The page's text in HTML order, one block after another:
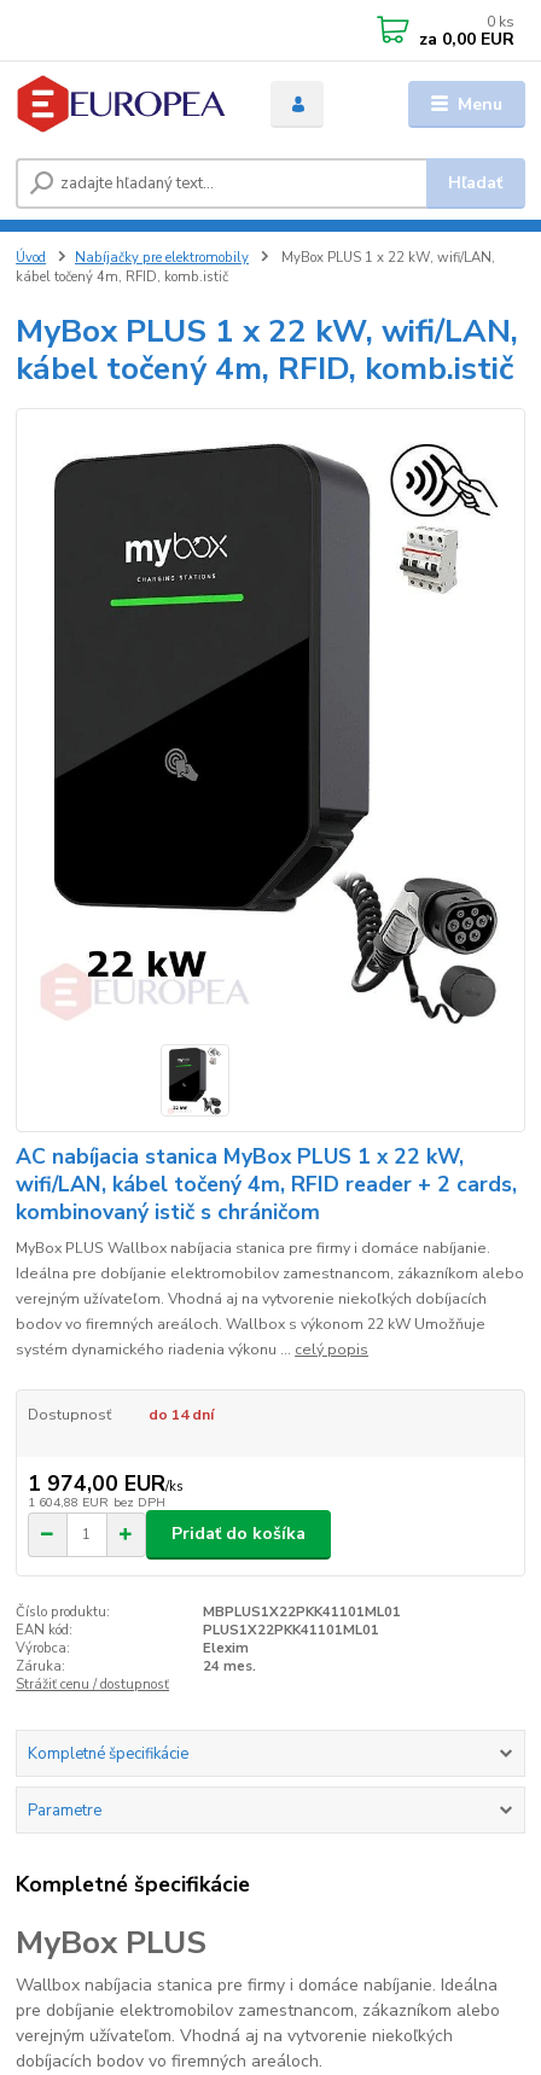
Menu
Hľadať
0 ks
za 0,00 EUR
Úvod Nabíjačky pre elektromobily
MyBox PLUS 1 x 22 kW, wifi/LAN,
kábel točený 4m, RFID, komb.istič
MyBox PLUS 1 x 22 kW, wifi/LAN,
kábel točený 4m, RFID, komb.istič
AC nabíjacia stanica MyBox PLUS 1 x 22 kW,
wifi/LAN, kábel točený 4m, RFID reader + 2 cards,
kombinovaný istič s chráničom
MyBox PLUS Wallbox nabíjacia stanica pre firmy i domáce nabíjanie.
Ideálna pre dobíjanie elektromobilov zamestnancom, zákazníkom alebo
verejným užívateľom. Vhodná aj na vytvorenie niekoľkých dobíjacích
bodov vo firemných areáloch. Wallbox s výkonom 22 kW Umožňuje
systém dynamického riadenia výkonu ... celý popis
Dostupnosť do 14 dní
1 974,00 EUR/ks
1 604,88 EUR bez DPH
Pridať do košíka
Číslo produktu:
MBPLUS1X22PKK41101ML01
EAN kód:
PLUS1X22PKK41101ML01
Výrobca:
Elexim
Záruka:
24 mes.
Strážiť cenu / dostupnosť
Kompletné špecifikácie
Parametre
Kompletné špecifikácie
MyBox PLUS
Wallbox nabíjacia stanica pre firmy i domáce nabíjanie. Ideálna
pre dobíjanie elektromobilov zamestnancom, zákazníkom alebo
verejným užívateľom. Vhodná aj na vytvorenie niekoľkých
dobíjacích bodov vo firemných areáloch.